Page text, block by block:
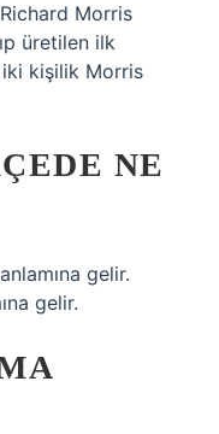
Morris
üretilen ilk
kişilik Morris
NE
gelir.
gelir.